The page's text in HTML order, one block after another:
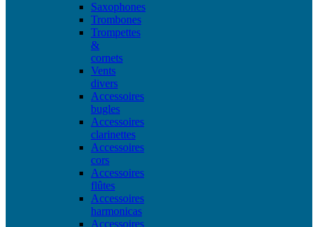
Saxophones
Trombones
Trompettes
&
cornets
Vents
divers
Accessoires
bugles
Accessoires
clarinettes
Accessoires
cors
Accessoires
flûtes
Accessoires
harmonicas
Accessoires